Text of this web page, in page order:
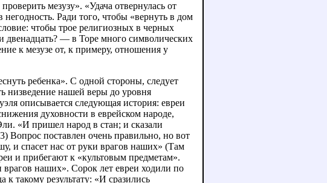
мезузу». «Удача отвернулась от
Ради того, чтобы «вернуть в дом
чтобы трое религиозных в черных
двенадцать? — в Торе много символических
к мезузе от, к примеру, отношения у
ребенка». С одной стороны, следует
низведение нашей веры до уровня
описывается следующая история: евреи
духовности в еврейском народе,
«И пришел народ в стан; и сказали
Вопрос поставлен очень правильно, но вот
и спасет нас от руки врагов наших» (Там
и прибегают к «культовым предметам».
наших». Сорок лет евреи ходили по
такому результату: «И сразились